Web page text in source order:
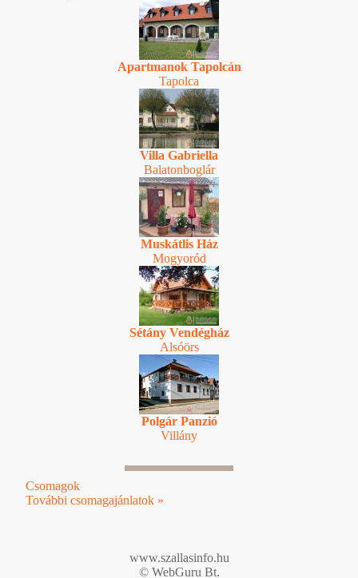
Apartmanok Tapolcán
Tapolca
Villa Gabriella
Balatonboglár
Muskátlis Ház
Mogyoród
Sétány Vendégház
Alsóörs
Polgár Panzió
Villány
Csomagok
További csomagajánlatok »
www.szallasinfo.hu
© WebGuru Bt.